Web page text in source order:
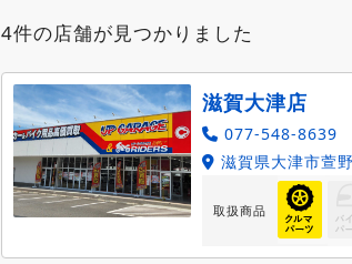
4件の店舗が見つかりました
滋賀大津店
077-548-8639
滋賀県大津市萱
取扱商品